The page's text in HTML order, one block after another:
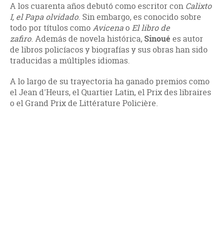
A los cuarenta años debutó como escritor con Calixto
I, el Papa olvidado. Sin embargo, es conocido sobre
todo por títulos comoAvicenaoEl libro de
zafiro. Además de novela histórica,Sinoué es autor
de libros policíacos y biografías y sus obras han sido
traducidas a múltiples idiomas.
A lo largo de su trayectoria ha ganado premios como
el Jean d'Heurs, el Quartier Latin, el Prix des libraires
o el Grand Prix de Littérature Policière.